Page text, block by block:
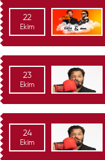
22
Ekim
23
Ekim
24
Ekim